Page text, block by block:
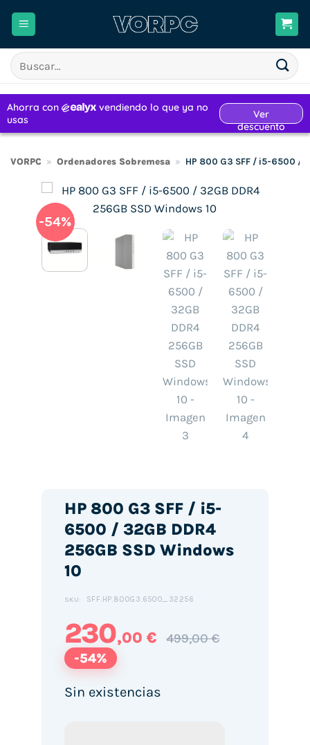
Buscar
por:
VORPC » Ordenadores Sobremesa » HP 800 G3 SFF / i5-6500 /
-54%
HP 800 G3 SFF / i5-
6500 / 32GB DDR4
256GB SSD Windows
10
SKU: SFF.HP.800G3.6500_32256
230,00 € 499,00 €
-54%
Sin existencias